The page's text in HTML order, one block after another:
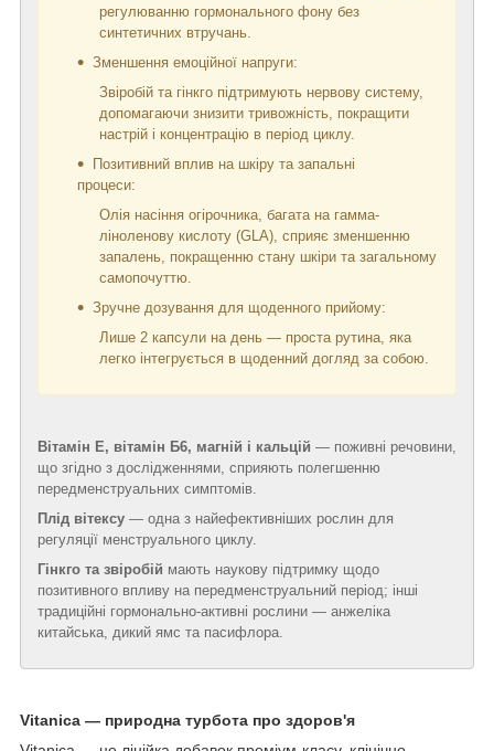
регулюванню гормонального фону без
синтетичних втручань.
Зменшення емоційної напруги:
Звіробій та гінкго підтримують нервову систему,
допомагаючи знизити тривожність, покращити
настрій і концентрацію в період циклу.
Позитивний вплив на шкіру та запальні
процеси:
Олія насіння огірочника, багата на гамма-
ліноленову кислоту (GLA), сприяє зменшенню
запалень, покращенню стану шкіри та загальному
самопочуттю.
Зручне дозування для щоденного прийому:
Лише 2 капсули на день — проста рутина, яка
легко інтегрується в щоденний догляд за собою.
Вітамін E, вітамін Б6, магній і кальцій — поживні речовини,
що згідно з дослідженнями, сприяють полегшенню
передменструальних симптомів.
Плід вітексу — одна з найефективніших рослин для
регуляції менструального циклу.
Гінкго та звіробій мають наукову підтримку щодо
позитивного впливу на передменструальний період; інші
традиційні гормонально-активні рослини — анжеліка
китайська, дикий ямс та пасифлора.
Vitanica — природна турбота про здоров'я